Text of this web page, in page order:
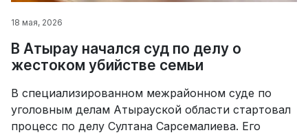
18 мая, 2026
В Атырау начался суд по делу о
жестоком убийстве семьи
В специализированном межрайонном суде по
уголовным делам Атырауской области стартовал
процесс по делу Султана Сарсемалиева. Его